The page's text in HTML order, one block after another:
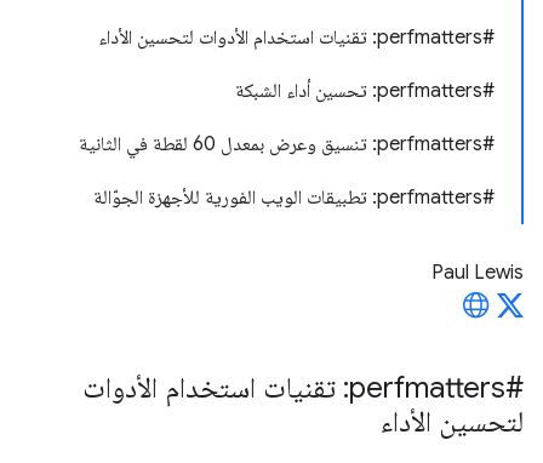
#perfmatters: تقنيات استخدام الأدوات لتحسين الأداء
#perfmatters: تحسين أداء الشبكة
#perfmatters: تنسيق وعرض بمعدل 60 لقطة في الثانية
#perfmatters: تطبيقات الويب الفورية للأجهزة الجوّالة
Paul Lewis
#perfmatters: تقنيات استخدام الأدوات
لتحسين الأداء